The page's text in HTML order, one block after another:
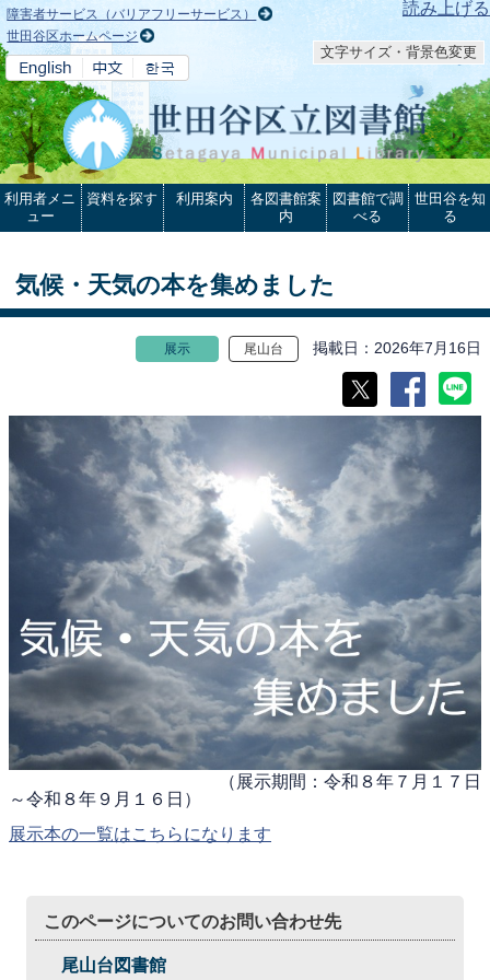
本文へ 読み上げる
障害者サービス（バリアフリーサービス）
世田谷区ホームページ
文字サイズ・背景色変更
利用者メニ
ュー
資料を探す 利用案内
各図書館案
内
図書館で調
べる
世田谷を知
る
気候・天気の本を集めました
展示 尾山台 掲載日 2026年7月16日
（展示期間：令和８年７月１７日
～令和８年９月１６日）
展示本の一覧はこちらになります
このページについてのお問い合わせ先
尾山台図書館